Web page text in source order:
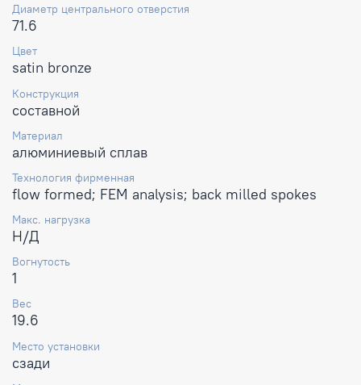
Диаметр центрального отверстия
71.6
Цвет
satin bronze
Конструкция
составной
Материал
алюминиевый сплав
Технология фирменная
flow formed; FEM analysis; back milled spokes
Макс. нагрузка
Н/Д
Вогнутость
1
Вес
19.6
Место установки
сзади